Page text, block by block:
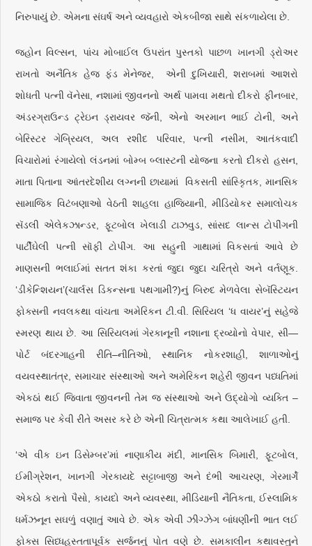
નિરુપાયું છે. એમના સંઘર્ષ અને વ્યવહારો એકબીજા સાથે સંકળાયેલા છે.
જહોન વિલ્સન, પાંચ મોબાઈલ ઉપરાંત પુસ્તકો પાછળ ખાનગી ડ્રોઅર
રાખતો અનૈતિક હેજ ફંડ મેનેજર, એની દુખિયારી, શરાબમાં આશરો
શોધતી પત્ની વૅનેસા, નશામાં જીવનનો અર્થ પામવા મથતો દીકરો ફીનબાર,
અંડરગ્રાઉન્ડ ટ્રેઇન ડ્રાયવર જૅની, એનો અરમાન ભાઈ ટોની, અને
બેરિસ્ટર ગેબ્રિયલ, અલ રશીદ પરિવાર, પત્ની નસીમ, આતંકવાદી
વિચારોમાં રંગાયેલો લંડનમાં બોમ્બ બ્લાસ્ટની યોજના કરતો દીકરો હસન,
માતા પિતાના આંતરદેશીય લગ્નની છાયામાં વિકસતી સાંસ્કૃિતક, માનસિક
સામાજિક વિટંબણાઓ વેઠતી શાહલા હાજિયાની, મીડિયોકર સમાલોચક
સૅડલી એલેકઝાન્ડર, ફૂટબોલ ખેલાડી ટાઝવુડ, સાંસદ લાન્સ ટોપીંગની
પાર્ટીઘેલી પત્ની સૉફી ટોપીંગ. આ સહુની ગાથામાં વિકસતાં આવે છે
માણસની ભલાઈમાં સતત શંકા કરતાં જુદા જુદા ચરિત્રો અને વર્તણૂક.
‘ડીકેન્શિયન’(ચાર્લસ ડિકન્સના પથગામી?)નું બિરુદ મેળવેલા સેબૅસ્ટિયન
ફોક્સની નવલકથા વાંચતા અમેરિકન ટી.વી. સિરિયલ ‘ધ વાયર’નું સહેજે
સ્મરણ થાય છે. આ સિરિયલમાં ગેરકાનૂની નશાના દ્રવ્યોનો વેપાર, સી—
પોર્ટ બંદરગાહની રીતિ–નીતિઓ, સ્થાનિક નોકરશાહી, શાળાઓનું
વયવસ્થાતંત્ર, સમાચાર સંસ્થાઓ અને અમેરિકન શહેરી જીવન પધ્ધતિમાં
એકઠાં થઈ જિવાતા જીવનની તેમ જ સંસ્થાઓ અને ઉદ્યોગો વ્યક્તિ –
સમાજ પર કેવી રીતે અસર કરે છે એની ચિત્રાત્મક કથા આલેખાઈ હતી.
‘એ વીક ઇન ડિસેમ્બર’માં નાણાકીય મંદી, માનસિક બિમારી, ફૂટબોલ,
ઈમીગ્રેશન, ખાનગી ગેરકાયદે સટ્ટાબાજી અને દંભી આચરણ, ગેરમાર્ગે
એકઠો કરાતો પૈસો, કાયદો અને વ્યવસ્થા, મીડિયાની નૈતિકતા, ઈસ્લામિક
ધર્મઝનૂન સઘળું વણાતું આવે છે. એક એવી ઝીગ્ઝેગ બાંધણીની ભાત લઈ
ફોક્સ સિધ્ધહસ્તતાપૂર્વક સર્જનનું પોત વણે છે. સમકાલીન કથાવસ્તુને